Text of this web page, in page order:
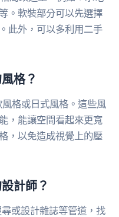
。軟裝部分可以先選擇
此外，可以多利用二手
格？
格或日式風格。這些風
，能讓空間看起來更寬
，以免造成視覺上的壓
計師？
或設計雜誌等管道，找